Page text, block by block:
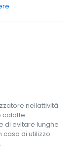
nellattività
calotte
di evitare lunghe
caso di utilizzo